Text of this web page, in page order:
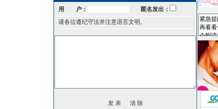
用 户：
匿名发出：
请各位遵纪守法并注意语言文明。